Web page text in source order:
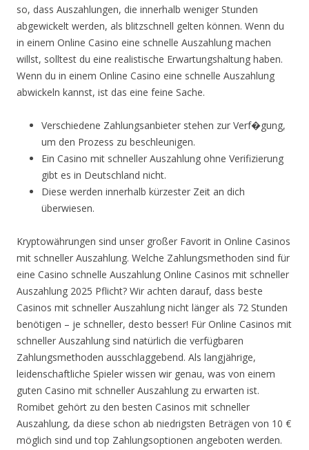
so, dass Auszahlungen, die innerhalb weniger Stunden
abgewickelt werden, als blitzschnell gelten können. Wenn du
in einem Online Casino eine schnelle Auszahlung machen
willst, solltest du eine realistische Erwartungshaltung haben.
Wenn du in einem Online Casino eine schnelle Auszahlung
abwickeln kannst, ist das eine feine Sache.
Verschiedene Zahlungsanbieter stehen zur Verf�gung,
um den Prozess zu beschleunigen.
Ein Casino mit schneller Auszahlung ohne Verifizierung
gibt es in Deutschland nicht.
Diese werden innerhalb kürzester Zeit an dich
überwiesen.
Kryptowährungen sind unser großer Favorit in Online Casinos
mit schneller Auszahlung. Welche Zahlungsmethoden sind für
eine Casino schnelle Auszahlung Online Casinos mit schneller
Auszahlung 2025 Pflicht? Wir achten darauf, dass beste
Casinos mit schneller Auszahlung nicht länger als 72 Stunden
benötigen – je schneller, desto besser! Für Online Casinos mit
schneller Auszahlung sind natürlich die verfügbaren
Zahlungsmethoden ausschlaggebend. Als langjährige,
leidenschaftliche Spieler wissen wir genau, was von einem
guten Casino mit schneller Auszahlung zu erwarten ist.
Romibet gehört zu den besten Casinos mit schneller
Auszahlung, da diese schon ab niedrigsten Beträgen von 10 €
möglich sind und top Zahlungsoptionen angeboten werden.